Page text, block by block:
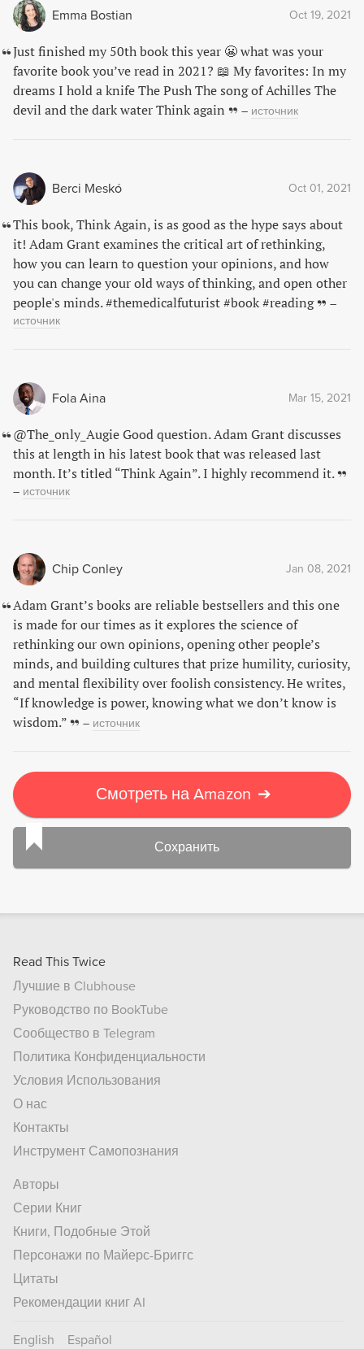
Emma Bostian Oct 19, 2021
Just finished my 50th book this year 😬 what was your
favorite book you’ve read in 2021? 📖 My favorites: In my
dreams I hold a knife The Push The song of Achilles The
devil and the dark water Think again
– источник
Berci Meskó Oct 01, 2021
This book, Think Again, is as good as the hype says about
it! Adam Grant examines the critical art of rethinking,
how you can learn to question your opinions, and how
you can change your old ways of thinking, and open other
people's minds. #themedicalfuturist #book #reading
–
источник
Fola Aina Mar 15, 2021
@The_only_Augie Good question. Adam Grant discusses
this at length in his latest book that was released last
month. It’s titled “Think Again”. I highly recommend it.
– источник
Chip Conley Jan 08, 2021
Adam Grant’s books are reliable bestsellers and this one
is made for our times as it explores the science of
rethinking our own opinions, opening other people’s
minds, and building cultures that prize humility, curiosity,
and mental flexibility over foolish consistency. He writes,
“If knowledge is power, knowing what we don’t know is
wisdom.”
– источник
Смотреть на Amazon ➔
Сохранить
Read This Twice
Лучшие в Clubhouse
Руководство по BookTube
Сообщество в Telegram
Политика Конфиденциальности
Условия Использования
О нас
Контакты
Инструмент Самопознания
Авторы
Серии Книг
Книги, Подобные Этой
Персонажи по Майерс-Бриггс
Цитаты
Рекомендации книг AI
English Español